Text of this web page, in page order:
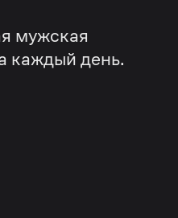
мужская
каждый день.